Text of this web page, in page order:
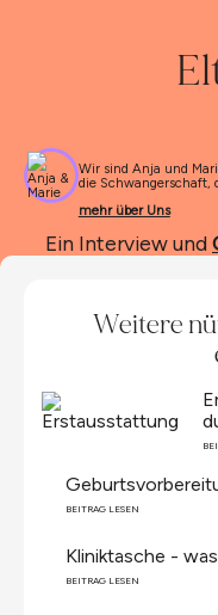
Wir sind Anja und
die Schwangerschaft,
mehr über Uns
Ein Interview und
Weitere
BEITRAG LESEN
Kliniktasche -
BEITRAG LESEN